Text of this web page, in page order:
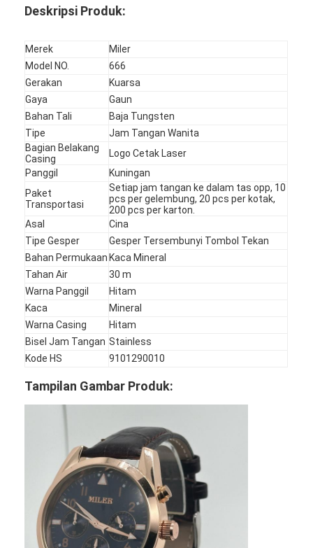
Beranda
Produk
Hubungi Kami
Berita
Kasus
Deskripsi Produk:
Merek
Miler
Model NO.
666
Gerakan
Kuarsa
Gaya
Gaun
Bahan Tali
Baja Tungsten
Tipe
Jam Tangan Wanita
Bagian Belakang
Casing
Logo Cetak Laser
Panggil
Kuningan
Paket
Transportasi
Setiap jam tangan ke dalam tas opp, 10
pcs per gelembung, 20 pcs per kotak,
200 pcs per karton.
Asal
Cina
Tipe Gesper
Gesper Tersembunyi Tombol Tekan
Bahan Permukaan Kaca Mineral
Tahan Air
30 m
Warna Panggil
Hitam
Kaca
Mineral
Warna Casing
Hitam
Bisel Jam Tangan Stainless
Kode HS
9101290010
Tampilan Gambar Produk: